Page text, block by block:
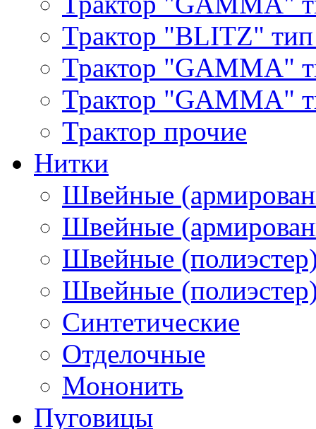
Трактор "BLITZ"
Трактор "GAMMA"
Трактор "GAMMA"
Трактор прочие
Нитки
Швейные
Швейные
Швейные
Швейные
Синтетические
Отделочные
Мононить
Пуговицы